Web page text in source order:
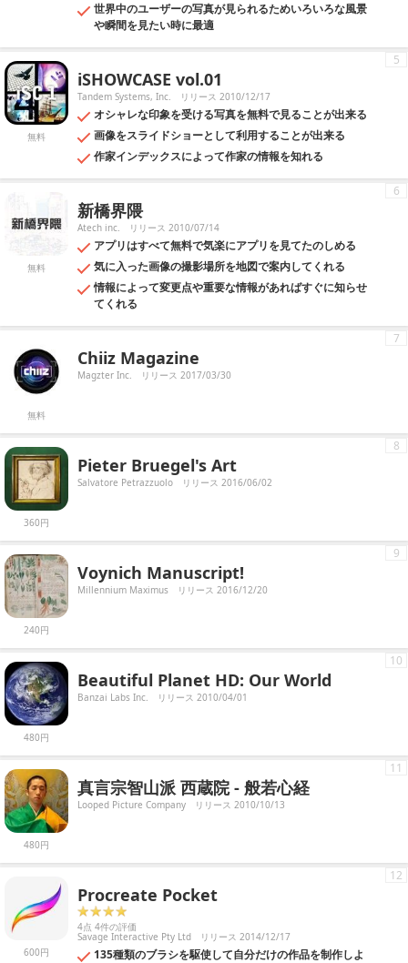
世界中のユーザーの写真が見られるためいろいろな風景
や瞬間を見たい時に最適
無料
iSHOWCASE vol.01
Tandem Systems, Inc. リリース 2010/12/17
オシャレな印象を受ける写真を無料で見ることが出来る
画像をスライドショーとして利用することが出来る
作家インデックスによって作家の情報を知れる
5
無料
新橋界隈
Atech inc. リリース 2010/07/14
アプリはすべて無料で気楽にアプリを見てたのしめる
気に入った画像の撮影場所を地図で案内してくれる
情報によって変更点や重要な情報があればすぐに知らせ
てくれる
6
無料
Chiiz Magazine
Magzter Inc. リリース 2017/03/30
7
360円
Pieter Bruegel's Art
Salvatore Petrazzuolo リリース 2016/06/02
8
240円
Voynich Manuscript!
Millennium Maximus リリース 2016/12/20
9
480円
Beautiful Planet HD: Our World
Banzai Labs Inc. リリース 2010/04/01
10
480円
真言宗智山派 西蔵院 - 般若心経
Looped Picture Company リリース 2010/10/13
11
600円
Procreate Pocket
4点 4件の評価
Savage Interactive Pty Ltd リリース 2014/12/17
135種類のブラシを駆使して自分だけの作品を制作しよ
12